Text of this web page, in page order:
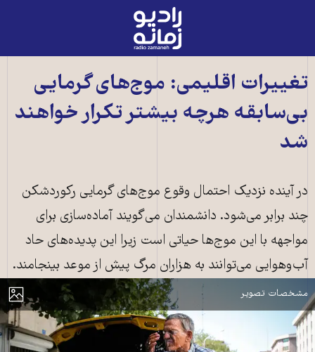
رادیو
زمانه
صفحه
اصلی
تغییرات اقلیمی: موج‌های گرمایی
بی‌سابقه هرچه بیشتر تکرار خواهند
شد
در آینده نزدیک احتمال وقوع موج‌های گرمایی رکوردشکن
چند برابر می‌شود. دانشمندان می‌گویند آماده‌سازی برای
مواجهه با این موج‌ها حیاتی است زیرا این پدیده‌های حاد
آب‌و‌هوایی می‌توانند به هزاران مرگ پیش از موعد بینجامند.
نمایش
مشخصات تصویر
موج گرما در تهران ــ عکس: شهاب قیومی، مهر